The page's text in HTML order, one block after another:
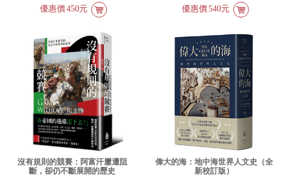
優惠價450元 優惠價540元
沒有規則的競賽：阿富汗屢遭阻
斷，卻仍不斷展開的歷史
偉大的海：地中海世界人文史（全
新校訂版）